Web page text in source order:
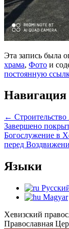
Эта запись была
храма, Фото и
постоянную
Навигация
← Строительство
Завершено
Богослужение в
перед
Языки
Magyar
Хевизский
Православная